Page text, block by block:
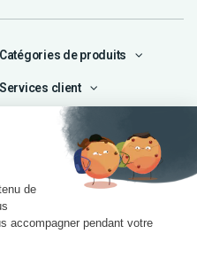
Catégories de produits
Services client
et atelier